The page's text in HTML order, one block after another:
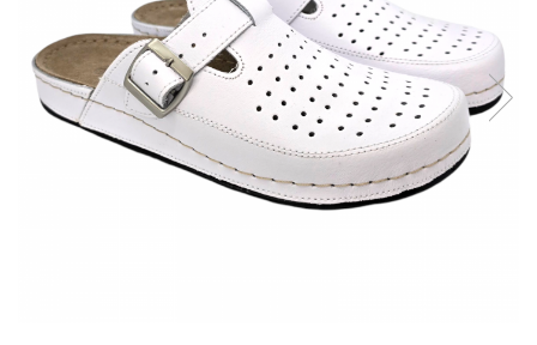
Doss
Vesna
Dr. Feet